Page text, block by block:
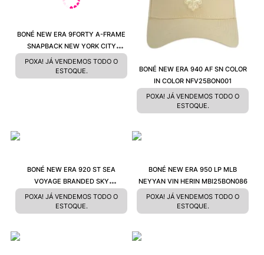
BONÉ NEW ERA 9FORTY A-FRAME
SNAPBACK NEW YORK CITY
VERDE NEV23BON110
POXA! JÁ VENDEMOS TODO O
ESTOQUE.
BONÉ NEW ERA 940 AF SN COLOR
IN COLOR NFV25BON001
POXA! JÁ VENDEMOS TODO O
ESTOQUE.
BONÉ NEW ERA 920 ST SEA
VOYAGE BRANDED SKY
NEI24BON086
POXA! JÁ VENDEMOS TODO O
ESTOQUE.
BONÉ NEW ERA 950 LP MLB
NEYYAN VIN HERIN MBI25BON086
POXA! JÁ VENDEMOS TODO O
ESTOQUE.